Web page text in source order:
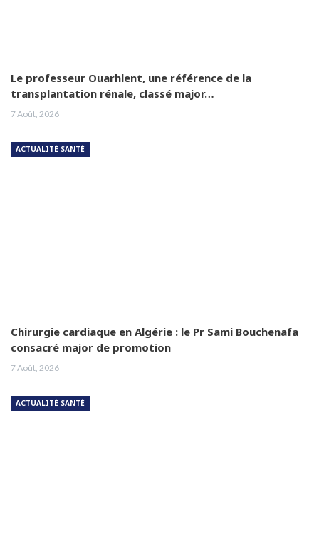
Le professeur Ouarhlent, une référence de la
transplantation rénale, classé major…
7 Août, 2026
ACTUALITÉ SANTÉ
Chirurgie cardiaque en Algérie : le Pr Sami Bouchenafa
consacré major de promotion
7 Août, 2026
ACTUALITÉ SANTÉ